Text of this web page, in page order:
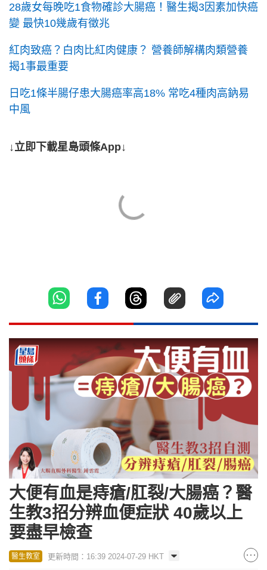
28歲女每晚吃1食物確診大腸癌！醫生揭3因素加快癌
變 最快10幾歲有徵兆
紅肉致癌？白肉比紅肉健康？ 營養師解構肉類營養
揭1事最重要
日吃1條半腸仔患大腸癌率高18% 常吃4種肉高鈉易
中風
↓立即下載星島頭條App↓
大便有血是痔瘡/肛裂/大腸癌？醫
生教3招分辨血便症狀 40歲以上
要盡早檢查
醫生教室 更新時間：16:39 2024-07-29 HKT